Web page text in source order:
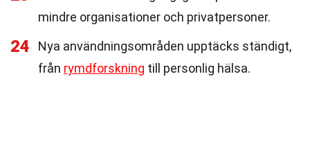
mindre organisationer och privatpersoner.
24
Nya användningsområden upptäcks ständigt,
från rymdforskning till personlig hälsa.